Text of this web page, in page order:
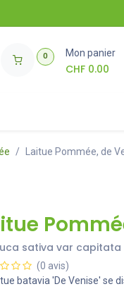
0 Mon panier
CHF 0.00
Laitue Pommée, de
sativa var capitata
(0 avis)
batavia 'De Venise' se